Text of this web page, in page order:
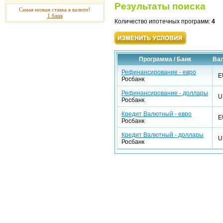
Самая низкая ставка в валюте!
1 банк
Результаты поиска
Количество ипотечных программ: 4
Программа / Банк
Рефинансирование - евро
Росбанк
Рефинансирование - доллары
Росбанк
Кредит Валютный - евро
Росбанк
Кредит Валютный - доллары
Росбанк